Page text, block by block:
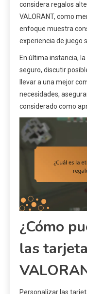
considera regalos
VALORANT, como
enfoque muestra
experiencia de juego
En última instancia,
seguro, discutir
llevar a una mejor
necesidades,
considerado como
¿Cómo
las
Personalizar las